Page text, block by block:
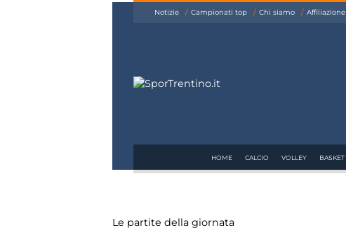
Notizie Campionati top Chi siamo Affiliazione
HOME CALCIO VOLLEY BASKET
Le partite della giornata